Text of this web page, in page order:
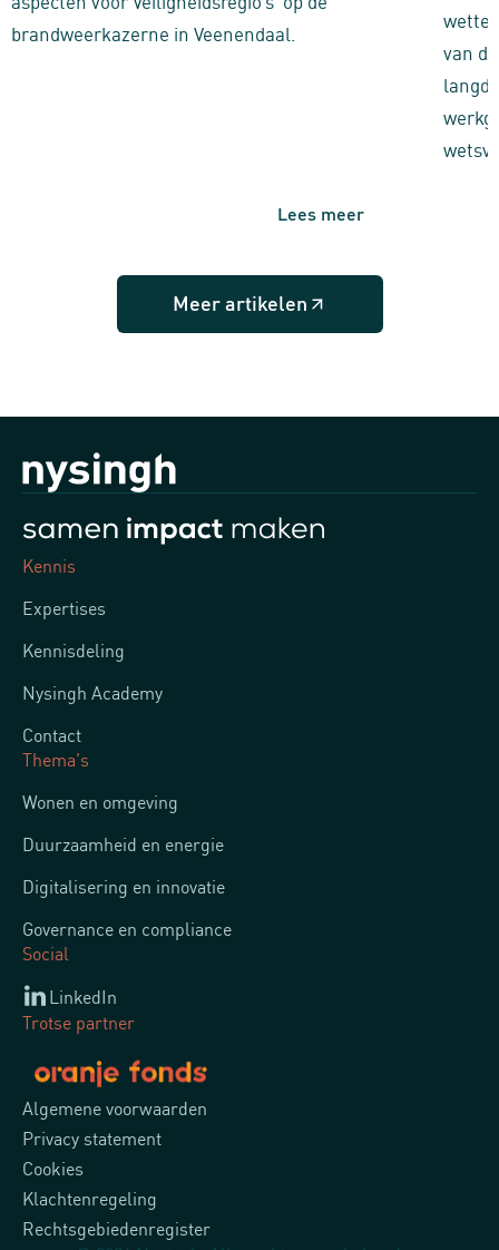
brandweerkazerne in Veenendaal.
Lees meer
van
Meer artikelen
Kennis
Expertises
Kennisdeling
Nysingh Academy
Contact
Thema's
Wonen en omgeving
Duurzaamheid en energie
Digitalisering en innovatie
Governance en compliance
Social
LinkedIn
Trotse partner
Algemene voorwaarden
Privacy statement
Cookies
Klachtenregeling
Rechtsgebiedenregister